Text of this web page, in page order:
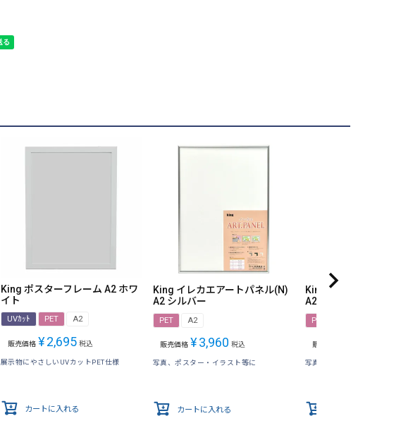
King ポスターフレーム A2 ホワ
イト
UVｶｯﾄ PET A2
販売価格 ¥2,695 税込
展示物にやさしいUVカットPET仕様
カートに入れる
King イレカエアートパネル(N)
A2 シルバー
PET A2
販売価格 ¥3,960 税込
写真、ポスター・イラスト等に
カートに入れる
King イレカエアート
A2 ブラック
PET
販売価格
写真、ポスター・イラスト